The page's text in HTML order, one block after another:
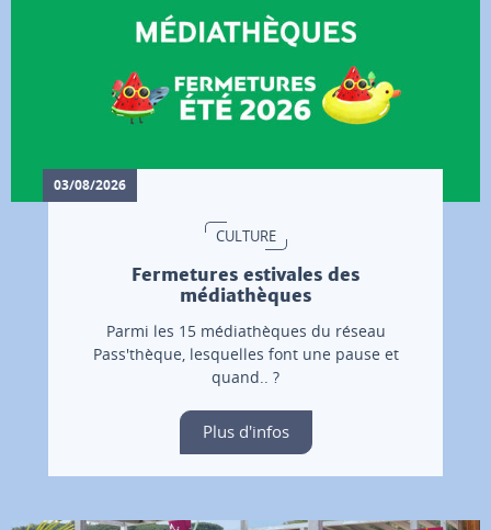
03/08/2026
CULTURE
Fermetures estivales des
médiathèques
Parmi les 15 médiathèques du réseau
Pass'thèque, lesquelles font une pause et
quand.. ?
Plus d'infos